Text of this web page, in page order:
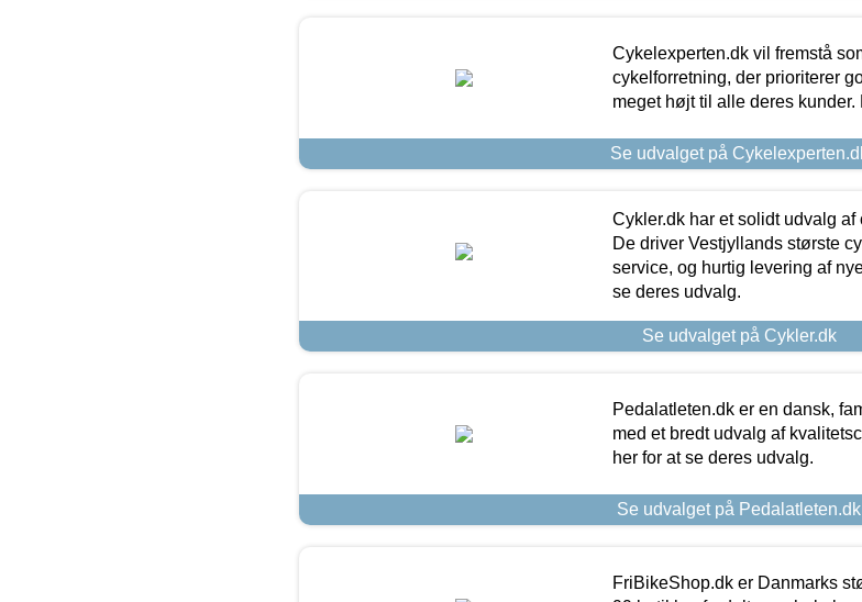
Cykelexperten.dk vil fremstå
cykelforretning, der prioriterer
meget højt til alle deres
Se udvalget på
Cykler.dk har et solidt udvalg
De driver Vestjyllands største
service, og hurtig levering af
se deres udvalg.
Se udvalget på Cykler.dk
Pedalatleten.dk er en dansk,
med et bredt udvalg af
her for at se deres udvalg.
Se udvalget på Pedalatleten.dk
FriBikeShop.dk er Danmarks